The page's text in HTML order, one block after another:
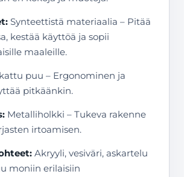
Synteettistä materiaalia – Pitää
kestää käyttöä ja sopii
maaleille.
puu – Ergonominen ja
pitkäänkin.
Metalliholkki – Tukeva rakenne
irtoamisen.
Akryyli, vesiväri, askartelu
moniin erilaisiin